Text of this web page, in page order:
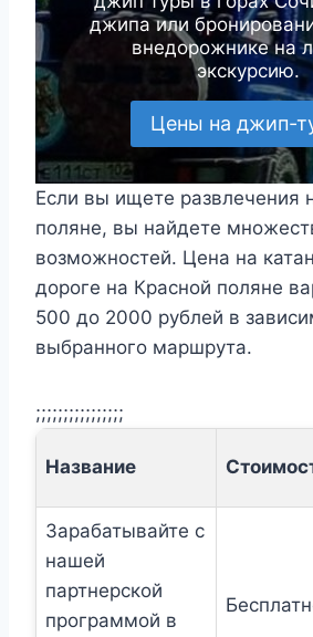
джипа или
внедорожнике на
экскурсию.
Цены на джип-
Если вы ищете развлечения
поляне, вы найдете
возможностей. Цена на
дороге на Красной поляне
500 до 2000 рублей в
выбранного маршрута.
;;;;;;;;;;;;;;;;
Название
Зарабатывайте с
нашей
партнерской
программой в